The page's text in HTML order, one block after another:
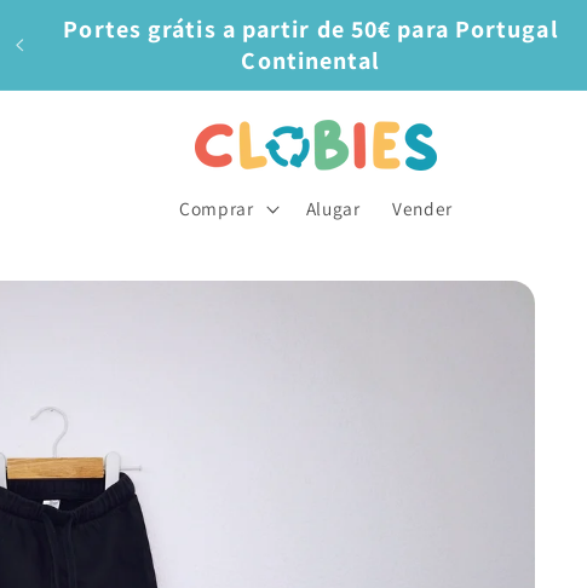
Portes grátis a partir de 50€ para Portugal
Continental
Comprar Alugar Vender